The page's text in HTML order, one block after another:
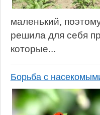
маленький,
решила для себя
которые...
Борьба с